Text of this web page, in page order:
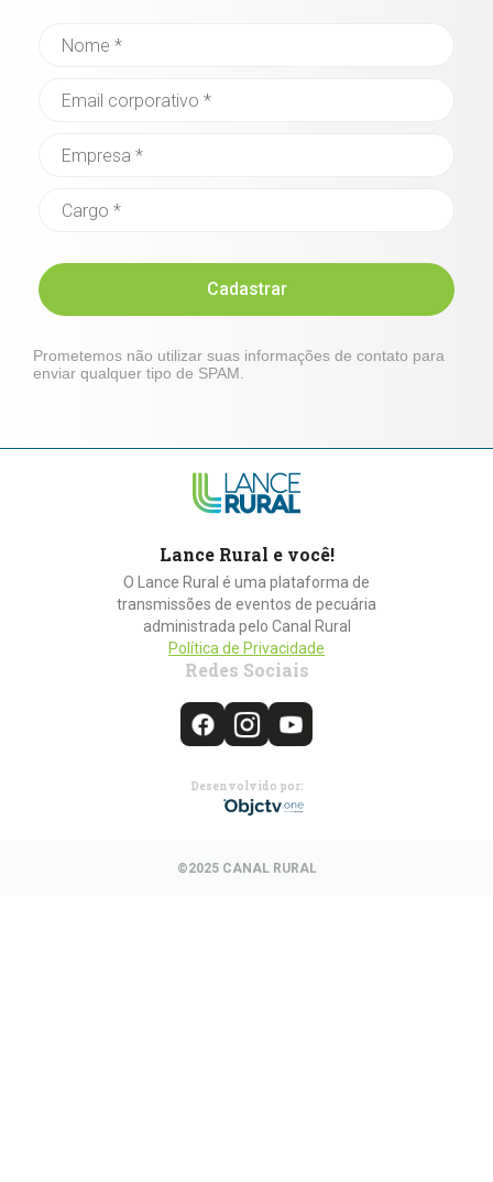
Cadastrar
Prometemos não utilizar suas informações de contato para
enviar qualquer tipo de SPAM.
Lance Rural e você!
O Lance Rural é uma plataforma de
transmissões de eventos de pecuária
administrada pelo Canal Rural
Política de Privacidade
Redes Sociais
Desenvolvido por:
©2025 CANAL RURAL